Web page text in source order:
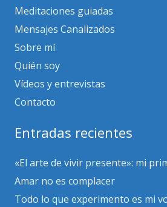
Meditaciones guiadas
Mensajes Canalizados
Sobre mí
Quién soy
Vídeos y entrevistas
Contacto
Entradas recientes
«El arte de vivir presente»: mi
Amar no es complacer
Todo lo que experimento es mi